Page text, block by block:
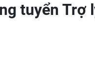
tuyển Trợ